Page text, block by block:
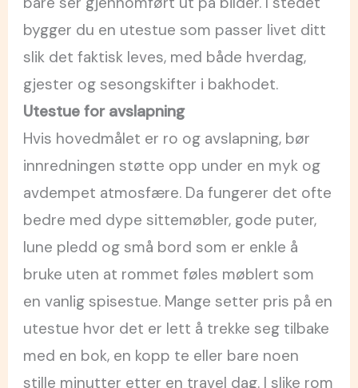
bygger du en utestue som passer livet ditt
slik det faktisk leves, med både hverdag,
gjester og sesongskifter i bakhodet.
Utestue for avslapning
Hvis hovedmålet er ro og avslapning, bør
innredningen støtte opp under en myk og
avdempet atmosfære. Da fungerer det ofte
bedre med dype sittemøbler, gode puter,
lune pledd og små bord som er enkle å
bruke uten at rommet føles møblert som
en vanlig spisestue. Mange setter pris på en
utestue hvor det er lett å trekke seg tilbake
med en bok, en kopp te eller bare noen
stille minutter etter en travel dag. I slike rom